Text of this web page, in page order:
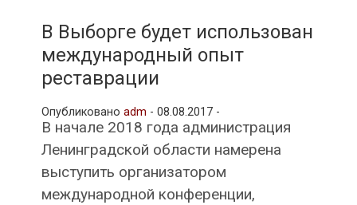
рубрики
В Выборге будет использован
международный опыт
реставрации
Опубликовано adm - 08.08.2017 -
В начале 2018 года администрация
Ленинградской области намерена
выступить организатором
международной конференции,